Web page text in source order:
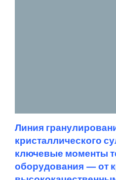
Линия
кристаллического
ключевые моменты
оборудования — от